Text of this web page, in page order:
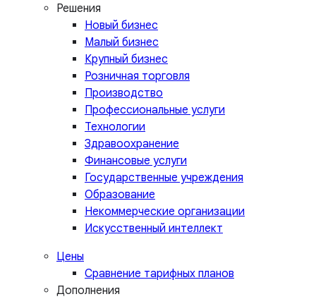
Решения
Новый бизнес
Малый бизнес
Крупный бизнес
Розничная торговля
Производство
Профессиональные услуги
Технологии
Здравоохранение
Финансовые услуги
Государственные учреждения
Образование
Некоммерческие организации
Искусственный интеллект
Цены
Сравнение тарифных планов
Дополнения